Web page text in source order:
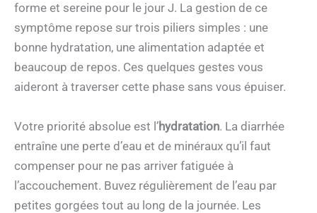
forme et sereine pour le jour J. La gestion de ce
symptôme repose sur trois piliers simples : une
bonne hydratation, une alimentation adaptée et
beaucoup de repos. Ces quelques gestes vous
aideront à traverser cette phase sans vous épuiser.
Votre priorité absolue est l’hydratation. La diarrhée
entraîne une perte d’eau et de minéraux qu’il faut
compenser pour ne pas arriver fatiguée à
l’accouchement. Buvez régulièrement de l’eau par
petites gorgées tout au long de la journée. Les